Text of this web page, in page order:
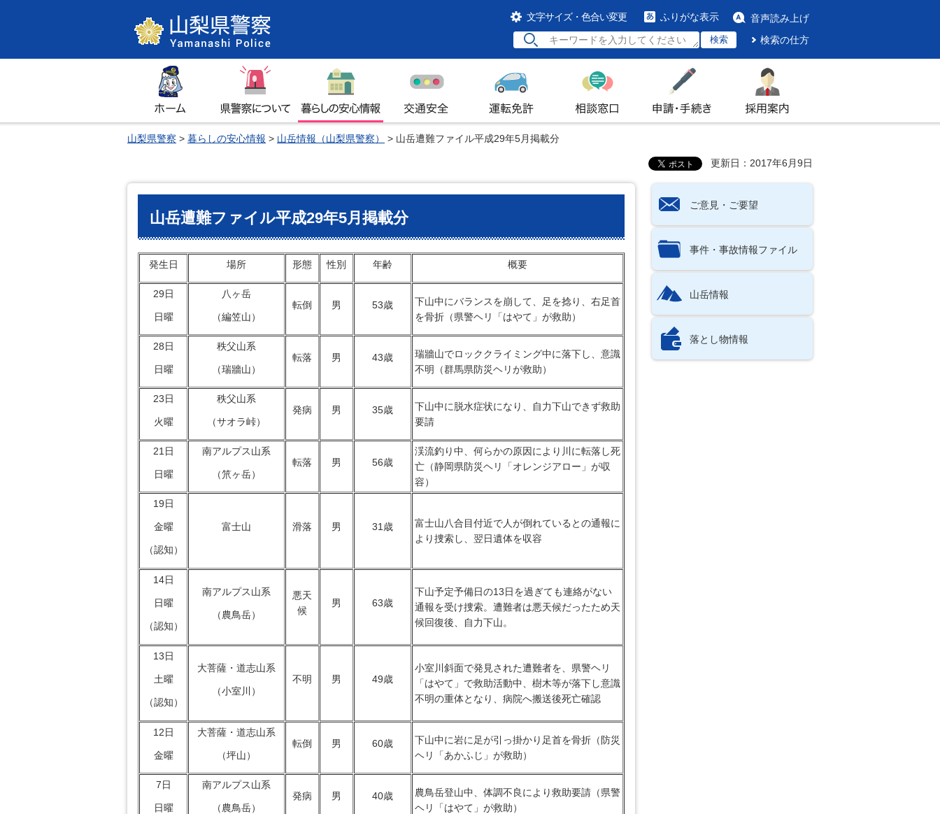
山梨県警察 文字サイズ・色合い変更 ふりがな表示 音声読み上げ
検索 検索の仕方
ホーム 県警察について 暮らしの安心情報 運転免許 相談窓口 申請・手続き 採用案内
山梨県警察 > 暮らしの安心情報 > 山岳情報（山梨県警察） > 山岳遭難ファイル平成29年5月掲載分
更新日：2017年6月9日
山岳遭難ファイル平成29年5月掲載分
発生日 場所 形態 性別 年齢 概要
29日
日曜
八ヶ岳
（編笠山）
転倒 男 53歳
下山中にバランスを崩して、足を捻り、右足首
を骨折（県警ヘリ「はやて」が救助）
28日
日曜
秩父山系
（瑞牆山）
転落 男 43歳
瑞牆山でロッククライミング中に落下し、意識
不明（群馬県防災ヘリが救助）
23日
火曜
秩父山系
（サオラ峠）
発病 男 35歳
下山中に脱水症状になり、自力下山できず救助
要請
21日
日曜
南アルプス山系
（笊ヶ岳）
転落 男 56歳
渓流釣り中、何らかの原因により川に転落し死
亡（静岡県防災ヘリ「オレンジアロー」が収
容）
19日
金曜
（認知）
富士山 滑落 男 31歳
富士山八合目付近で人が倒れているとの通報に
より捜索し、翌日遺体を収容
14日
日曜
（認知）
南アルプス山系
（農鳥岳）
悪天
候
男 63歳
下山予定予備日の13日を過ぎても連絡がない
通報を受け捜索。遭難者は悪天候だったため天
候回復後、自力下山。
13日
土曜
（認知）
大菩薩・道志山系
（小室川）
不明 男 49歳
小室川斜面で発見された遭難者を、県警ヘリ
「はやて」で救助活動中、樹木等が落下し意識
不明の重体となり、病院へ搬送後死亡確認
12日
金曜
大菩薩・道志山系
（坪山）
転倒 男 60歳
下山中に岩に足が引っ掛かり足首を骨折（防災
ヘリ「あかふじ」が救助）
7日
日曜
南アルプス山系
（農鳥岳）
発病 男 40歳
農鳥岳登山中、体調不良により救助要請（県警
ヘリ「はやて」が救助）
ご意見・ご要望
事件・事故情報ファイル
山岳情報
落とし物情報